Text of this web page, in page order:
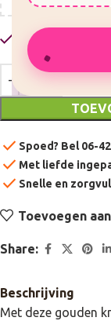
Op voorraad
check Spoed? Bel 06-
check Met liefde
check Snelle en
Toevoegen
Share:
Beschrijving
Met deze gouden